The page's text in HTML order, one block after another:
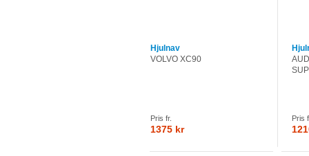
Hjulnav
VOLVO XC90
Pris fr.
1375 kr
Pris